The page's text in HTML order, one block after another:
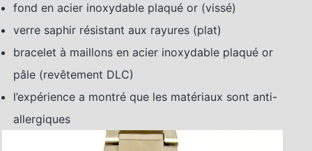
fond en acier inoxydable plaqué or (vissé)
verre saphir résistant aux rayures (plat)
bracelet à maillons en acier inoxydable plaqué or
pâle (revêtement DLC)
l’expérience a montré que les matériaux sont anti-
allergiques